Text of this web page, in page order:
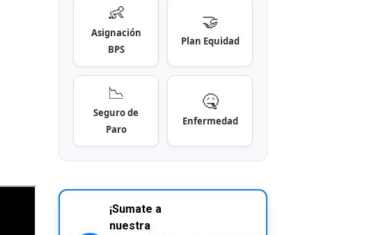
👶
Asignación
BPS
🤝
Plan Equidad
📉
Seguro de
Paro
🤒
Enfermedad
¡Sumate a
nuestra